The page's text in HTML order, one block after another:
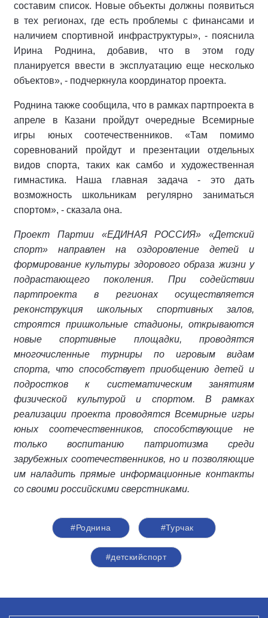
составим список. Новые объекты должны появиться
в тех регионах, где есть проблемы с финансами и
наличием спортивной инфраструктуры», - пояснила
Ирина Роднина, добавив, что в этом году
планируется ввести в эксплуатацию еще несколько
объектов», - подчеркнула координатор проекта.
Роднина также сообщила, что в рамках партпроекта в
апреле в Казани пройдут очередные Всемирные
игры юных соотечественников. «Там помимо
соревнований пройдут и презентации отдельных
видов спорта, таких как самбо и художественная
гимнастика. Наша главная задача - это дать
возможность школьникам регулярно заниматься
спортом», - сказала она.
Проект Партии «ЕДИНАЯ РОССИЯ» «Детский
спорт» направлен на оздоровление детей и
формирование культуры здорового образа жизни у
подрастающего поколения. При содействии
партпроекта в регионах осуществляется
реконструкция школьных спортивных залов,
строятся пришкольные стадионы, открываются
новые спортивные площадки, проводятся
многочисленные турниры по игровым видам
спорта, что способствует приобщению детей и
подростков к систематическим занятиям
физической культурой и спортом. В рамках
реализации проекта проводятся Всемирные игры
юных соотечественников, способствующие не
только воспитанию патриотизма среди
зарубежных соотечественников, но и позволяющие
им наладить прямые информационные контакты
со своими российскими сверстниками.
#Роднина #Турчак
#детскийспорт